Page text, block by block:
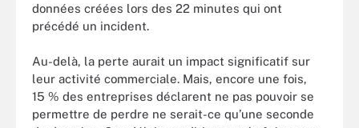
données créées lors des 22 minutes qui ont
précédé un incident.
Au-delà, la perte aurait un impact significatif sur
leur activité commerciale. Mais, encore une fois,
15 % des entreprises déclarent ne pas pouvoir se
permettre de perdre ne serait-ce qu’une seconde